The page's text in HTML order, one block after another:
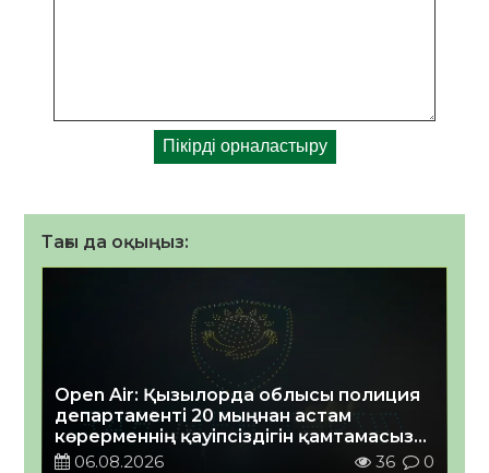
Тағы да оқыңыз:
Open Air: Қызылорда облысы полиция
департаменті 20 мыңнан астам
көрерменнің қауіпсіздігін қамтамасыз
етті06.08.2026 36 0